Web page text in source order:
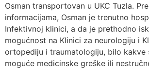
Osman transportovan u UKC Tuzla.
informacijama, Osman je trenutno
Infektivnoj klinici, a da je prethodno
mogućnost na Klinici za neurologiju i
ortopediju i traumatologiju, bilo kakve
moguće medicinske greške ili